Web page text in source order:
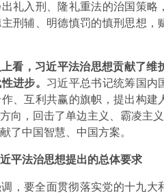
礼入刑、隆礼重法的治国策
刑辅、明德慎罚的慎刑思想
看，习近平法治思想贡献了维
进步。 习近平总书记统筹国内
、互利共赢的旗帜，提出构
向，回击了单边主义、霸凌主
了中国智慧、中国方案。
平法治思想提出的总体要求
，要全面贯彻落实党的十九